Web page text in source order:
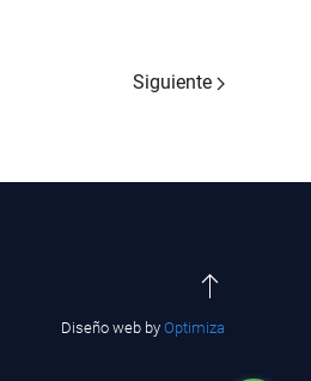
Siguiente
Diseño web by Optimiza